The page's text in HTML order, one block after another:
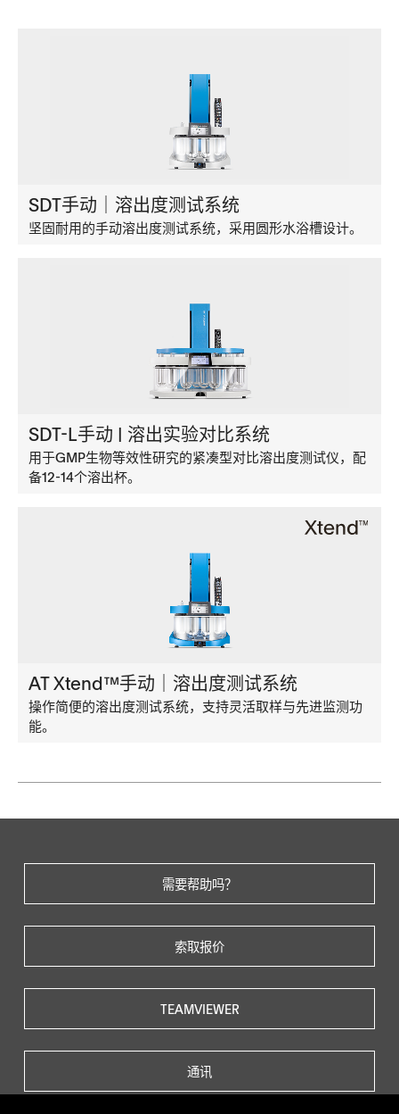
SDT手动｜溶出度测试系统
坚固耐用的手动溶出度测试系统，采用圆形水浴槽设计。
SDT-L手动 | 溶出实验对比系统
用于GMP生物等效性研究的紧凑型对比溶出度测试仪，配
备12-14个溶出杯。
AT Xtend™手动｜溶出度测试系统
操作简便的溶出度测试系统，支持灵活取样与先进监测功
能。
需要帮助吗？
索取报价
TEAMVIEWER
通讯